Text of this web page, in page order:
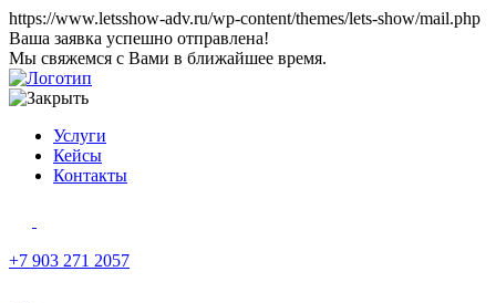
https://www.letsshow-adv.ru/wp-content/themes/lets-show/mail.php
Ваша заявка успешно отправлена!
Мы свяжемся с Вами в ближайшее время.
Услуги
Кейсы
Контакты
+7 903 271 2057